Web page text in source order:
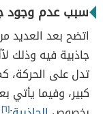
سبب عدم وجود
اتضح بعد العديد
جاذبية فيه وذلك
تدل على الحركة،
كبير، وفيما يأتي
[٦]